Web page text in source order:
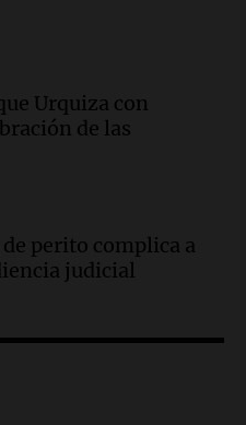
trabajando para
"Faltó que el
Urquiza con
de las
perito complica a
judicial